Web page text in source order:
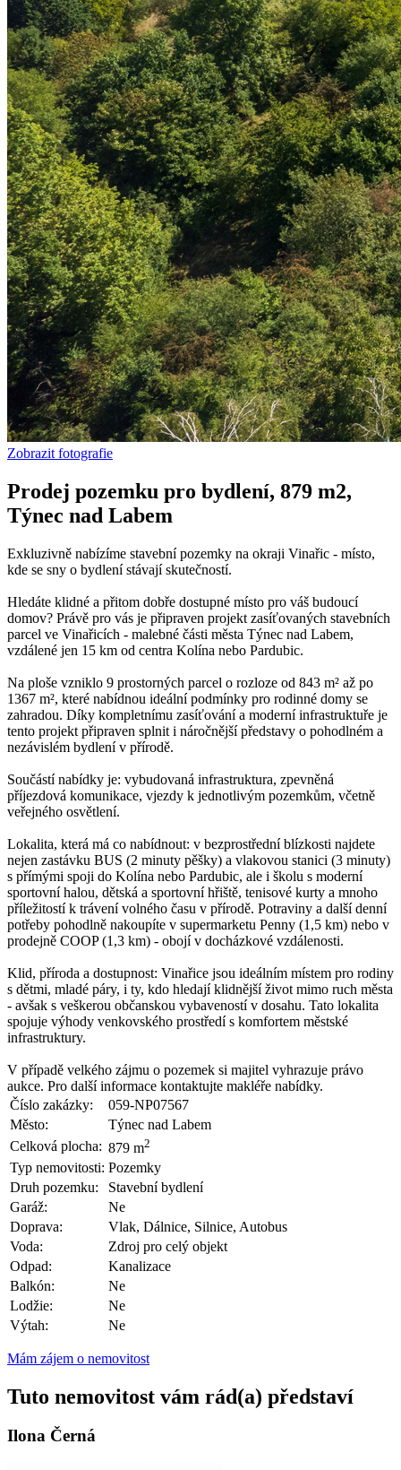
Zobrazit fotografie
Prodej pozemku pro bydlení, 879 m2,
Týnec nad Labem
Exkluzivně nabízíme stavební pozemky na okraji Vinařic - místo,
kde se sny o bydlení stávají skutečností.
Hledáte klidné a přitom dobře dostupné místo pro váš budoucí
domov? Právě pro vás je připraven projekt zasíťovaných stavebních
parcel ve Vinařicích - malebné části města Týnec nad Labem,
vzdálené jen 15 km od centra Kolína nebo Pardubic.
Na ploše vzniklo 9 prostorných parcel o rozloze od 843 m² až po
1367 m², které nabídnou ideální podmínky pro rodinné domy se
zahradou. Díky kompletnímu zasíťování a moderní infrastruktuře je
tento projekt připraven splnit i náročnější představy o pohodlném a
nezávislém bydlení v přírodě.
Součástí nabídky je: vybudovaná infrastruktura, zpevněná
příjezdová komunikace, vjezdy k jednotlivým pozemkům, včetně
veřejného osvětlení.
Lokalita, která má co nabídnout: v bezprostřední blízkosti najdete
nejen zastávku BUS (2 minuty pěšky) a vlakovou stanici (3 minuty)
s přímými spoji do Kolína nebo Pardubic, ale i školu s moderní
sportovní halou, dětská a sportovní hřiště, tenisové kurty a mnoho
příležitostí k trávení volného času v přírodě. Potraviny a další denní
potřeby pohodlně nakoupíte v supermarketu Penny (1,5 km) nebo v
prodejně COOP (1,3 km) - obojí v docházkové vzdálenosti.
Klid, příroda a dostupnost: Vinařice jsou ideálním místem pro rodiny
s dětmi, mladé páry, i ty, kdo hledají klidnější život mimo ruch města
- avšak s veškerou občanskou vybaveností v dosahu. Tato lokalita
spojuje výhody venkovského prostředí s komfortem městské
infrastruktury.
V případě velkého zájmu o pozemek si majitel vyhrazuje právo
aukce. Pro další informace kontaktujte makléře nabídky.
Číslo zakázky:
059-NP07567
Město:
Týnec nad Labem
Celková plocha: 879 m2
Typ nemovitosti: Pozemky
Druh pozemku:
Stavební bydlení
Garáž:
Ne
Doprava:
Vlak, Dálnice, Silnice, Autobus
Voda:
Zdroj pro celý objekt
Odpad:
Kanalizace
Balkón:
Ne
Lodžie:
Ne
Výtah:
Ne
Mám zájem o nemovitost
Tuto nemovitost vám rád(a) představí
Ilona Černá